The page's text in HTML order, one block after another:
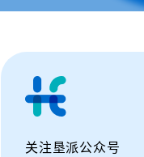
关注垦派公众号